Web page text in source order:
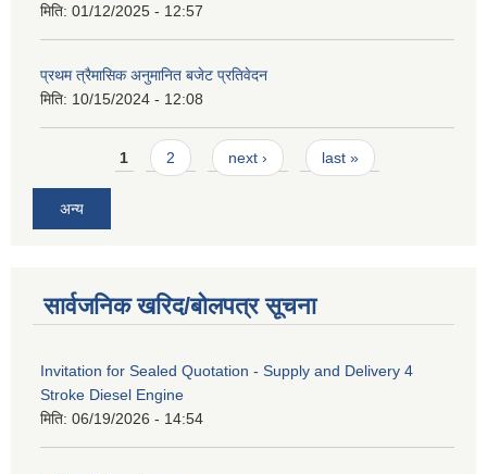
मिति: 01/12/2025 - 12:57
प्रथम त्रैमासिक अनुमानित बजेट प्रतिवेदन
मिति: 10/15/2024 - 12:08
Pages1 2 next › last »
अन्य
सार्वजनिक खरिद/बोलपत्र सूचना
Invitation for Sealed Quotation - Supply and Delivery 4
Stroke Diesel Engine
मिति: 06/19/2026 - 14:54